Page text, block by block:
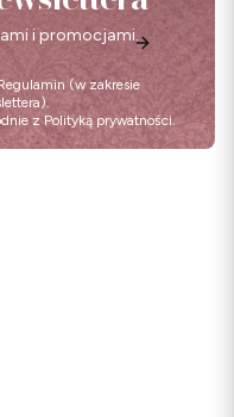
i promocjami.
(w zakresie
z Polityką prywatności.